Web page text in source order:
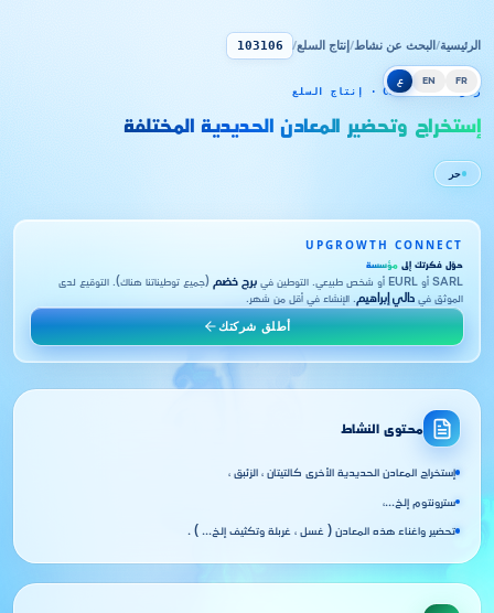
FR
EN ع
الرئيسية/البحث عن نشاط/إنتاج السلع/
103106
رمز CNRC 103106 · إنتاج السلع
إستخراج وتحضير المعادن الحديدية المختلفة
حر
UPGROWTH CONNECT
حوّل فكرتك إلى مؤسسة
SARL أو EURL أو شخص طبيعي. التوطين في برج خضم (جميع توطيناتنا هناك). التوقيع لدى
الموثق في دالي إبراهيم . الإنشاء في أقل من شهر.
أطلق شركتك
محتوى النشاط
إستخراج المعادن الحديدية الأخرى كالتيتان ، الزئبق ،
سترونتوم إلخ...،
تحضير واغناء هذه المعادن ( غسل ، غربلة وتكثيف إلخ... ) .